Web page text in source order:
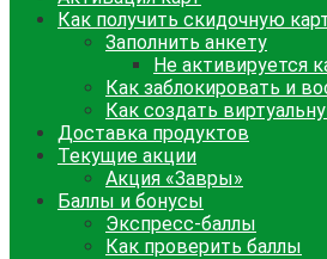
Как получить скидочную
Заполнить анкету
Не активируется
Как заблокировать и
Как создать
Доставка продуктов
Текущие акции
Акция «Завры»
Баллы и бонусы
Экспресс-баллы
Как проверить баллы